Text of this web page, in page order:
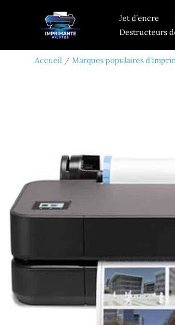
Jet d’encre
Destructeurs
Accueil Marques populaires